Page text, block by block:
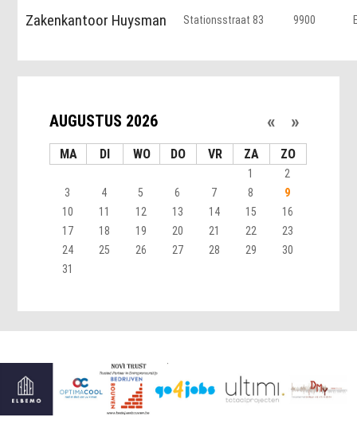
Zakenkantoor Huysman Stationsstraat 83 9900
AUGUSTUS 2026 « »
MA DI WO DO VR ZA ZO
1
2
3
4 5 6 7 8
9
10
11 12 13 14 15
16
17
18 19 20 21 22
23
24
25 26 27 28 29
30
31